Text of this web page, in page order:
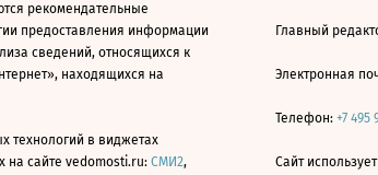
рекомендательные
предоставления информации
сведений, относящихся к
находящихся на
технологий в виджетах
на сайте vedomosti.ru: СМИ2,
Главный
Электронная
Телефон: +7 495
Сайт использует